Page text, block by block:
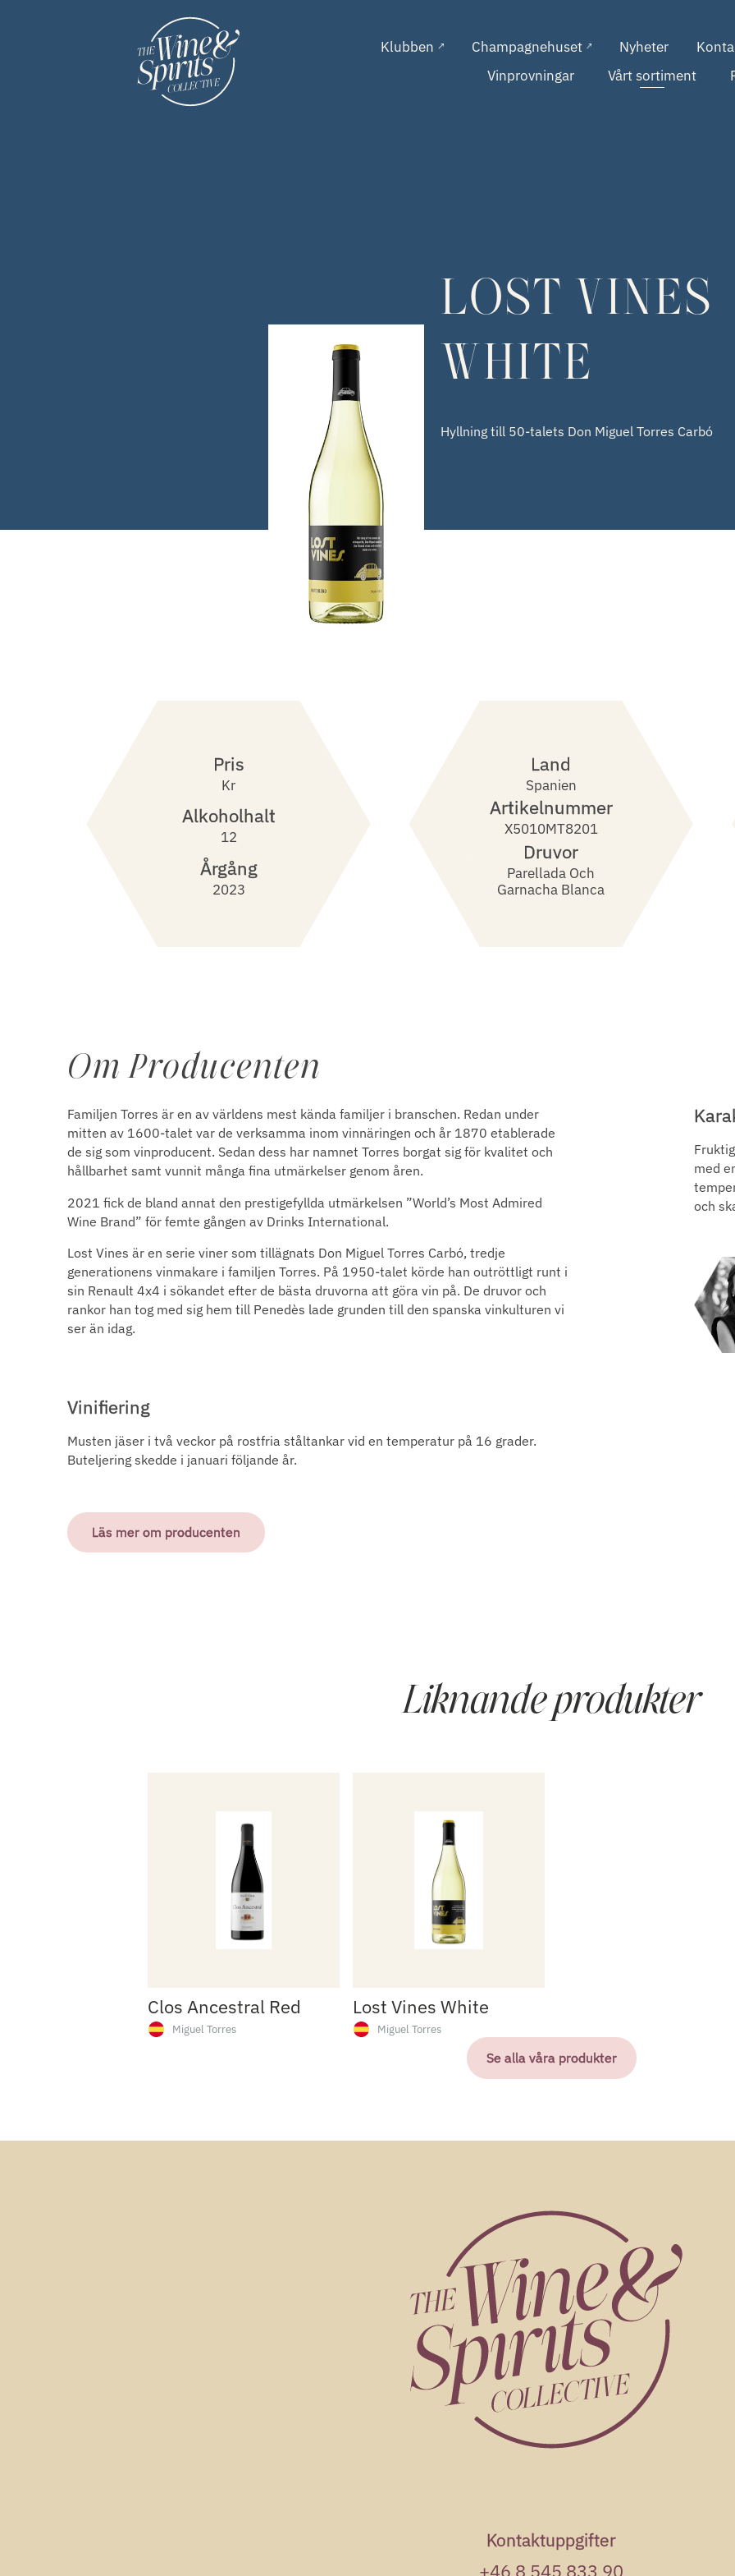
Klubben Champagnehuset Nyheter
Vinprovningar
Vårt sortiment
LOST VINES
WHITE
Hyllning till 50-talets Don Miguel Torres Carbó
Pris
Kr
Alkoholhalt
12
Årgång
2023
Land
Spanien
Artikelnummer
X5010MT8201
Druvor
Parellada Och
Garnacha Blanca
Om Producenten
Familjen Torres är en av världens mest kända familjer i branschen. Redan under
mitten av 1600-talet var de verksamma inom vinnäringen och år 1870 etablerade
de sig som vinproducent. Sedan dess har namnet Torres borgat sig för kvalitet och
hållbarhet samt vunnit många fina utmärkelser genom åren.
2021 fick de bland annat den prestigefyllda utmärkelsen ”World’s Most Admired
Wine Brand” för femte gången av Drinks International.
Lost Vines är en serie viner som tillägnats Don Miguel Torres Carbó, tredje
generationens vinmakare i familjen Torres. På 1950-talet körde han outröttligt runt i
sin Renault 4x4 i sökandet efter de bästa druvorna att göra vin på. De druvor och
rankor han tog med sig hem till Penedès lade grunden till den spanska vinkulturen vi
ser än idag.
Vinifiering
Musten jäser i två veckor på rostfria ståltankar vid en temperatur på 16 grader.
Buteljering skedde i januari följande år.
Läs mer om producenten
med
och
Liknande produkter
Clos Ancestral Red
Miguel Torres
Lost Vines White
Miguel Torres
Clos
Miguel
Se alla våra produkter
Kontaktuppgifter
+46 8 545 833 90